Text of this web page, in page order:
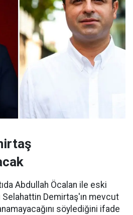
Abdullah Öcalan ile eski
Selahattin Demirtaş'ın mevcut
söylediğini ifade